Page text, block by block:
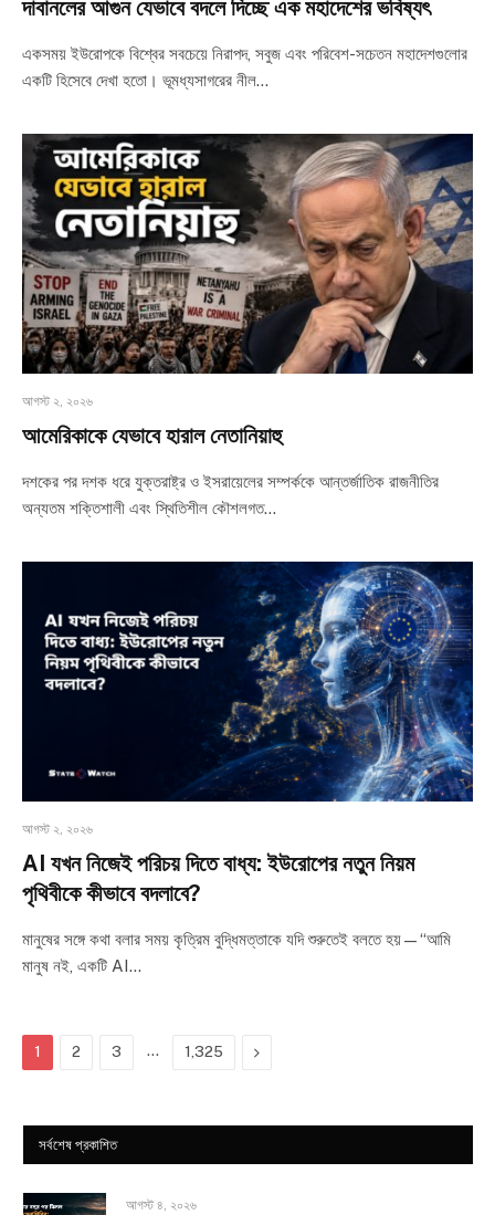
দাবানলের আগুন যেভাবে বদলে দিচ্ছে এক মহাদেশের ভবিষ্যৎ
একসময় ইউরোপকে বিশ্বের সবচেয়ে নিরাপদ, সবুজ এবং পরিবেশ-সচেতন মহাদেশগুলোর
একটি হিসেবে দেখা হতো। ভূমধ্যসাগরের নীল…
আগস্ট ২, ২০২৬
আমেরিকাকে যেভাবে হারাল নেতানিয়াহু
দশকের পর দশক ধরে যুক্তরাষ্ট্র ও ইসরায়েলের সম্পর্ককে আন্তর্জাতিক রাজনীতির
অন্যতম শক্তিশালী এবং স্থিতিশীল কৌশলগত…
আগস্ট ২, ২০২৬
AI যখন নিজেই পরিচয় দিতে বাধ্য: ইউরোপের নতুন নিয়ম
পৃথিবীকে কীভাবে বদলাবে?
মানুষের সঙ্গে কথা বলার সময় কৃত্রিম বুদ্ধিমত্তাকে যদি শুরুতেই বলতে হয়—“আমি
মানুষ নই, একটি AI…
1 2 3 … 1,325 Next
সর্বশেষ প্রকাশিত
আগস্ট ৪, ২০২৬